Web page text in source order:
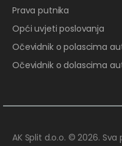
Prava putnika
Opći uvjeti poslovanja
Očevidnik o polascima
Očevidnik o dolascima
AK Split d.o.o. © 2026.